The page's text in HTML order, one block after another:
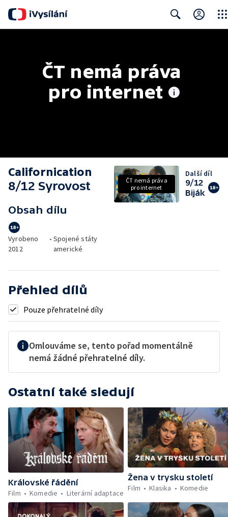
ČT nemá práva
pro internet
Californication
8/12 Syrovost
Obsah dílu
Vyrobeno
2012
• Spojené státy
americké
ČT nemá práva
pro internet
Další díl
9/12
Biják
Přehled dílů
Pouze přehratelné díly
Omlouváme se, tento pořad momentálně
nemá žádné přehratelné díly.
Ostatní také sledují
Královské řádění
Film
Komedie Literární adaptace
Žena v trysku století
Film
Klasika Komedie